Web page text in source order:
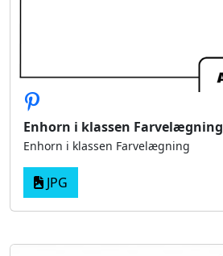
Enhorn i klassen Farvelægning
Enhorn i klassen Farvelægning
JPG